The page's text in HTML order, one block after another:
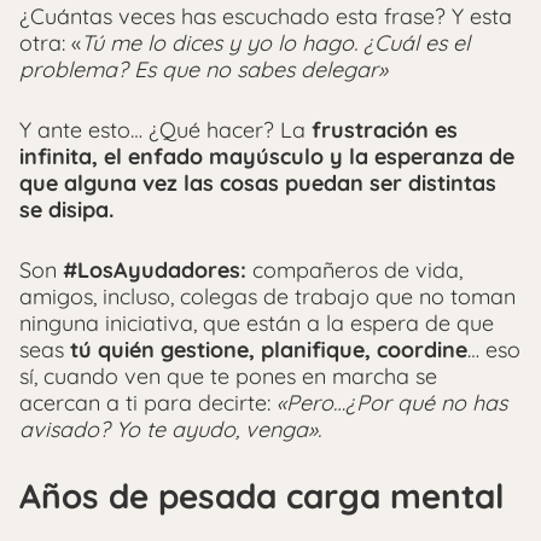
¿Cuántas veces has escuchado esta frase? Y esta
otra: «Tú me lo dices y yo lo hago. ¿Cuál es el
problema? Es que no sabes delegar»
Y ante esto… ¿Qué hacer? La frustración es
infinita, el enfado mayúsculo y la esperanza de
que alguna vez las cosas puedan ser distintas
se disipa.
Son #LosAyudadores: compañeros de vida,
amigos, incluso, colegas de trabajo que no toman
ninguna iniciativa, que están a la espera de que
seas tú quién gestione, planifique, coordine… eso
sí, cuando ven que te pones en marcha se
acercan a ti para decirte: «Pero…¿Por qué no has
avisado? Yo te ayudo, venga».
Años de pesada carga mental